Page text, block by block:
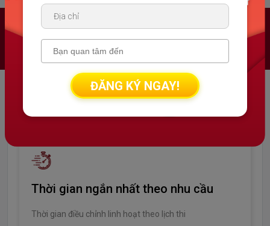
IELTS Elementary
Đầu vào: 3.0 / Đầu ra: 4.0+
Vì sao nên học khóaCẤP TỐC
tại The Catalyst?
Thời gian ngắn nhất theo nhu cầu
Thời gian điều chỉnh linh hoạt theo lịch thi
ĐĂNG KÝ NGAY!